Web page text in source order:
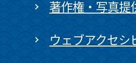
著作権・写真提
ウェブアクセシ